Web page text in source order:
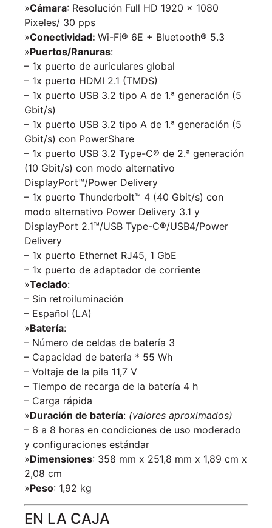
»Cámara: Resolución Full HD 1920 x 1080
Pixeles/ 30 pps
»Conectividad: Wi-Fi® 6E + Bluetooth® 5.3
»Puertos/Ranuras:
– 1x puerto de auriculares global
– 1x puerto HDMI 2.1 (TMDS)
– 1x puerto USB 3.2 tipo A de 1.ª generación (5
Gbit/s)
– 1x puerto USB 3.2 tipo A de 1.ª generación (5
Gbit/s) con PowerShare
– 1x puerto USB 3.2 Type-C® de 2.ª generación
(10 Gbit/s) con modo alternativo
DisplayPort™/Power Delivery
– 1x puerto Thunderbolt™ 4 (40 Gbit/s) con
modo alternativo Power Delivery 3.1 y
DisplayPort 2.1™/USB Type-C®/USB4/Power
Delivery
– 1x puerto Ethernet RJ45, 1 GbE
– 1x puerto de adaptador de corriente
»Teclado:
– Sin retroiluminación
– Español (LA)
»Batería:
– Número de celdas de batería 3
– Capacidad de batería * 55 Wh
– Voltaje de la pila 11,7 V
– Tiempo de recarga de la batería 4 h
– Carga rápida
»Duración de batería: (valores aproximados)
– 6 a 8 horas en condiciones de uso moderado
y configuraciones estándar
»Dimensiones: 358 mm x 251,8 mm x 1,89 cm x
2,08 cm
»Peso: 1,92 kg
EN LA CAJA